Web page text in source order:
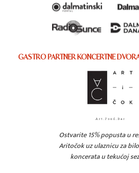
GASTRO PARTNER KONCERTNE
Ostvarite 15% popusta u
Aritočok uz ulaznicu za
koncerata u tekućoj